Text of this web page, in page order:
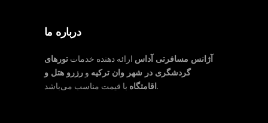
درباره ما
آژانس مسافرتی آداس ارائه دهنده خدماتتورهای
گردشگری در شهر وان ترکیه ورزرو هتل و
اقامتگاهبا قیمت مناسب می‌باشد.